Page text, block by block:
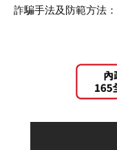
詐騙手法及防範方法：